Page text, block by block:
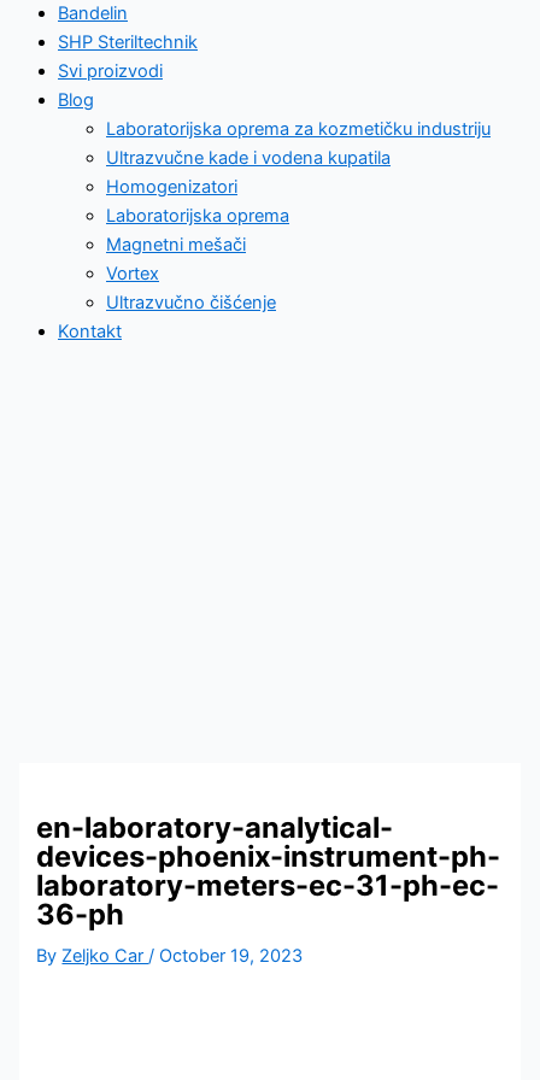
Bandelin
SHP Steriltechnik
Svi proizvodi
Blog
Laboratorijska oprema za kozmetičku industriju
Ultrazvučne kade i vodena kupatila
Homogenizatori
Laboratorijska oprema
Magnetni mešači
Vortex
Ultrazvučno čišćenje
Kontakt
Laboratorijska oprema za kozmetičku industriju
Ultrazvučne kade i vodena kupatila
Homogenizatori
Laboratorijska oprema
en-laboratory-analytical-
devices-phoenix-instrument-ph-
laboratory-meters-ec-31-ph-ec-
36-ph
By Zeljko Car/October 19, 2023